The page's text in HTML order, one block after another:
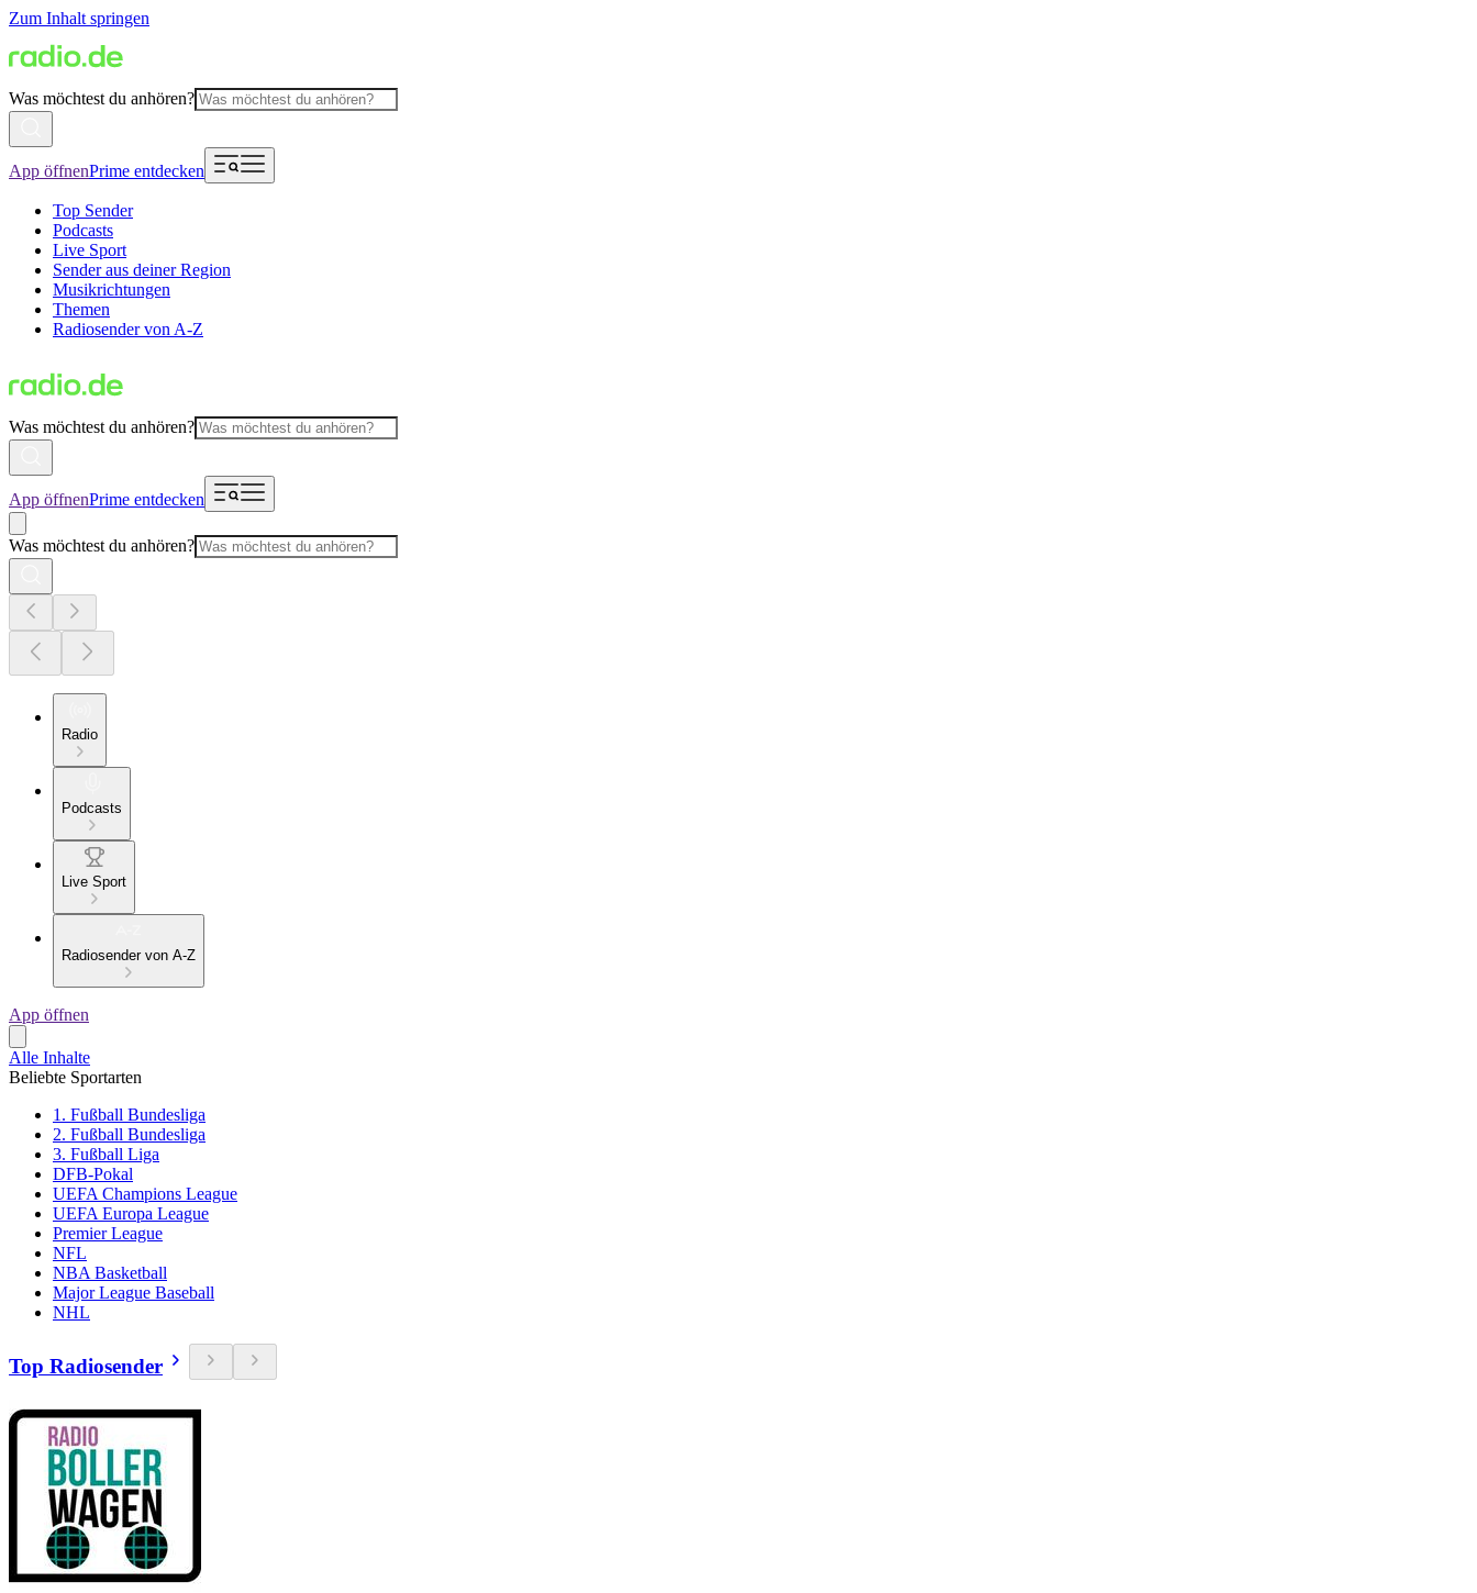
Zum Inhalt springen
Was möchtest du anhören?
App öffnenPrime entdecken
Top Sender
Podcasts
Live Sport
Sender aus deiner Region
Musikrichtungen
Themen
Radiosender von A-Z
Was möchtest du anhören?
App öffnenPrime entdecken
Was möchtest du anhören?
Radio
Podcasts
Live Sport
Radiosender von A-Z
App öffnen
Alle Inhalte
Beliebte Sportarten
1. Fußball Bundesliga
2. Fußball Bundesliga
3. Fußball Liga
DFB-Pokal
UEFA Champions League
UEFA Europa League
Premier League
NFL
NBA Basketball
Major League Baseball
NHL
Top Radiosender